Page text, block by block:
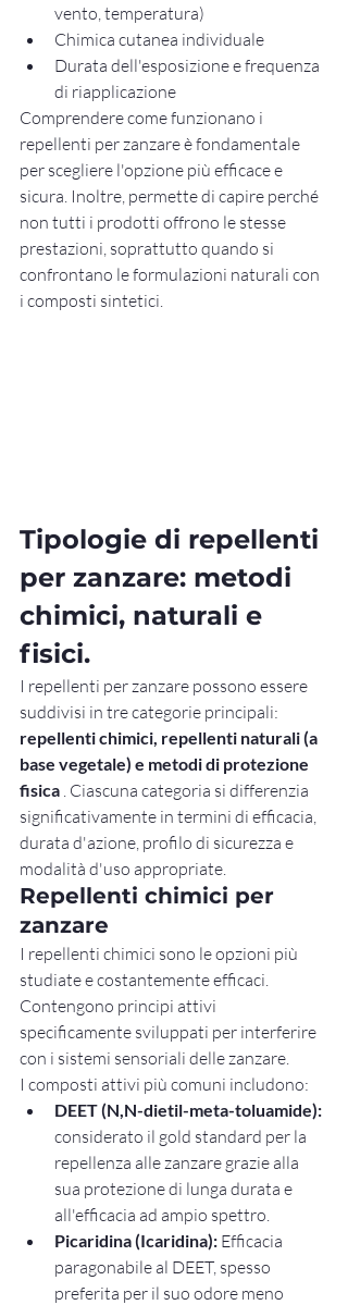
vento, temperatura)
Chimica cutanea individuale
Durata dell'esposizione e frequenza
di riapplicazione
Comprendere come funzionano i
repellenti per zanzare è fondamentale
per scegliere l'opzione più efficace e
sicura. Inoltre, permette di capire perché
non tutti i prodotti offrono le stesse
prestazioni, soprattutto quando si
confrontano le formulazioni naturali con
i composti sintetici.
Tipologie di repellenti
per zanzare: metodi
chimici, naturali e
fisici.
I repellenti per zanzare possono essere
suddivisi in tre categorie principali:
repellenti chimici, repellenti naturali (a
base vegetale) e metodi di protezione
fisica . Ciascuna categoria si differenzia
significativamente in termini di efficacia,
durata d'azione, profilo di sicurezza e
modalità d'uso appropriate.
Repellenti chimici per
zanzare
I repellenti chimici sono le opzioni più
studiate e costantemente efficaci.
Contengono principi attivi
specificamente sviluppati per interferire
con i sistemi sensoriali delle zanzare.
I composti attivi più comuni includono:
DEET (N,N-dietil-meta-toluamide):
considerato il gold standard per la
repellenza alle zanzare grazie alla
sua protezione di lunga durata e
all'efficacia ad ampio spettro.
Picaridina (Icaridina): Efficacia
paragonabile al DEET, spesso
preferita per il suo odore meno